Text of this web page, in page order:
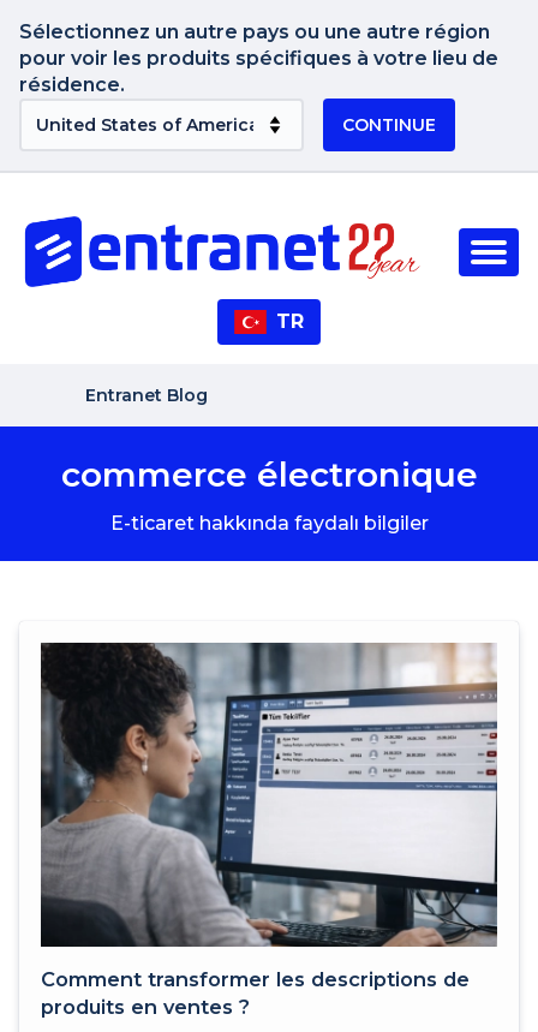
Sélectionnez un autre pays ou une autre région
pour voir les produits spécifiques à votre lieu de
résidence.
CONTINUE
TR
Entranet Blog
commerce électronique
E-ticaret hakkında faydalı bilgiler
Comment transformer les descriptions de
produits en ventes ?